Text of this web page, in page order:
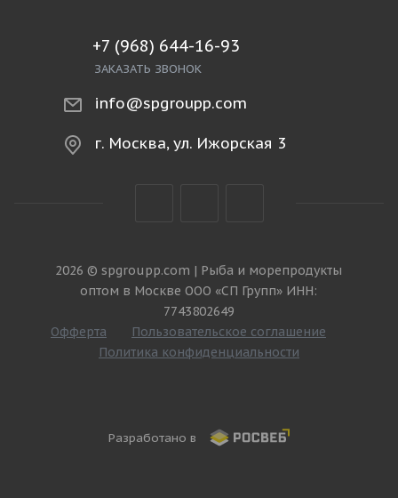
+7 (968) 644-16-93
ЗАКАЗАТЬ ЗВОНОК
info@spgroupp.com
г. Москва, ул. Ижорская 3
2026 © spgroupp.com | Рыба и морепродукты
оптом в Москве ООО «СП Групп» ИНН:
7743802649
Офферта
Пользовательское соглашение
Политика конфиденциальности
Разработано в